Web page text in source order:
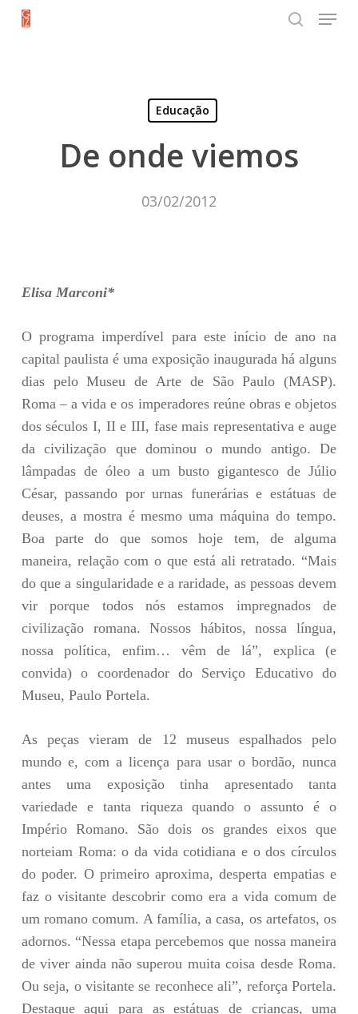
Skip
Menu
Educação
De onde viemos
03/02/2012
Elisa Marconi*
O programa imperdível para este início de ano na
capital paulista é uma exposição inaugurada há alguns
dias pelo Museu de Arte de São Paulo (MASP).
Roma – a vida e os imperadores reúne obras e objetos
dos séculos I, II e III, fase mais representativa e auge
da civilização que dominou o mundo antigo. De
lâmpadas de óleo a um busto gigantesco de Júlio
César, passando por urnas funerárias e estátuas de
deuses, a mostra é mesmo uma máquina do tempo.
Boa parte do que somos hoje tem, de alguma
maneira, relação com o que está ali retratado. “Mais
do que a singularidade e a raridade, as pessoas devem
vir porque todos nós estamos impregnados de
civilização romana. Nossos hábitos, nossa língua,
nossa política, enfim… vêm de lá”, explica (e
convida) o coordenador do Serviço Educativo do
Museu, Paulo Portela.
As peças vieram de 12 museus espalhados pelo
mundo e, com a licença para usar o bordão, nunca
antes uma exposição tinha apresentado tanta
variedade e tanta riqueza quando o assunto é o
Império Romano. São dois os grandes eixos que
norteiam Roma: o da vida cotidiana e o dos círculos
do poder. O primeiro aproxima, desperta empatias e
faz o visitante descobrir como era a vida comum de
um romano comum. A família, a casa, os artefatos, os
adornos. “Nessa etapa percebemos que nossa maneira
de viver ainda não superou muita coisa desde Roma.
Ou seja, o visitante se reconhece ali”, reforça Portela.
Destaque aqui para as estátuas de crianças, uma